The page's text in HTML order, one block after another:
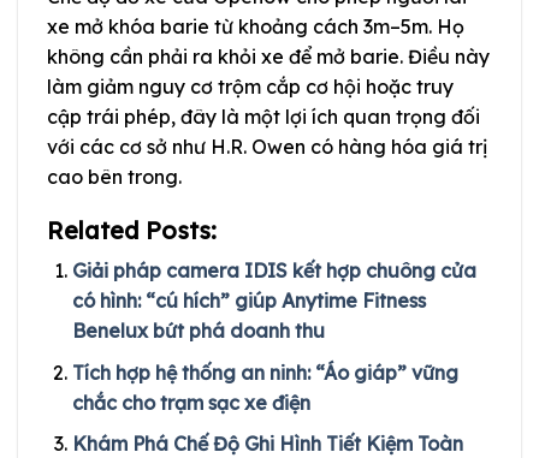
xe mở khóa barie từ khoảng cách 3m–5m. Họ
không cần phải ra khỏi xe để mở barie. Điều này
làm giảm nguy cơ trộm cắp cơ hội hoặc truy
cập trái phép, đây là một lợi ích quan trọng đối
với các cơ sở như H.R. Owen có hàng hóa giá trị
cao bên trong.
Related Posts:
Giải pháp camera IDIS kết hợp chuông cửa
có hình: “cú hích” giúp Anytime Fitness
Benelux bứt phá doanh thu
Tích hợp hệ thống an ninh: “Áo giáp” vững
chắc cho trạm sạc xe điện
Khám Phá Chế Độ Ghi Hình Tiết Kiệm Toàn